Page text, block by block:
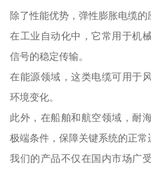
除了性能优势，弹性膨胀电缆的
在工业自动化中，它常用于机
信号的稳定传输。
在能源领域，这类电缆可用于
环境变化。
此外，在船舶和航空领域，耐
极端条件，保障关键系统的正常
我们的产品不仅在国内市场广